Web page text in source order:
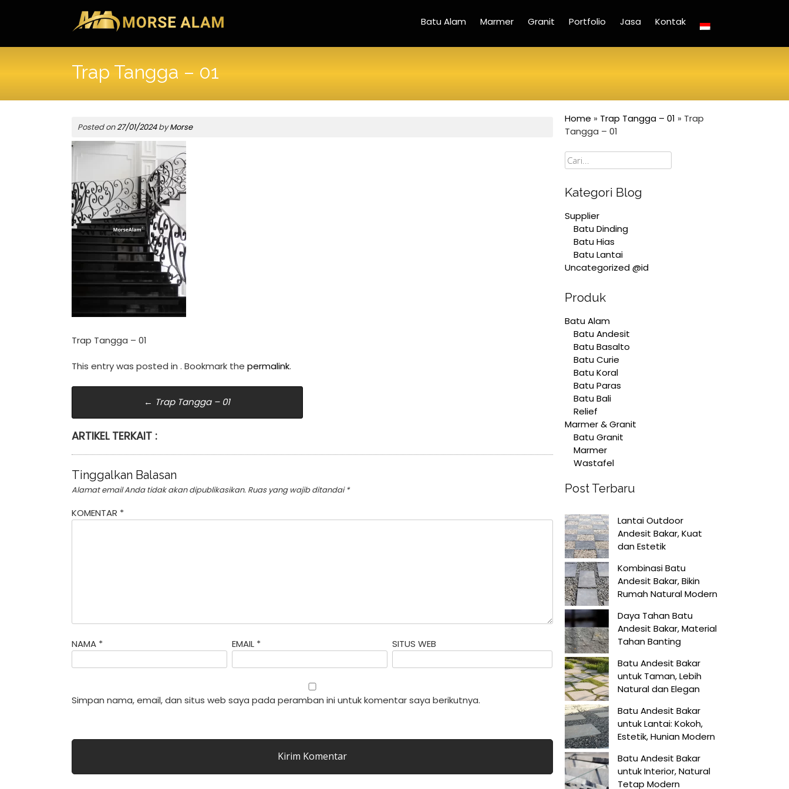
Batu Alam Marmer Granit Portfolio Jasa Kontak
Trap Tangga – 01
Posted on27/01/2024byMorse
Trap Tangga – 01
This entry was posted in . Bookmark the permalink.
Post
navigation
← Trap Tangga – 01
ARTIKEL TERKAIT :
Tinggalkan Balasan
Alamat email Anda tidak akan dipublikasikan. Ruas yang wajib ditandai*
KOMENTAR *
NAMA * EMAIL * SITUS WEB
Simpan nama, email, dan situs web saya pada peramban ini untuk komentar saya berikutnya.
Home » Trap Tangga – 01 » Trap
Tangga – 01
Cari
Kategori Blog
Supplier
Batu Dinding
Batu Hias
Batu Lantai
Uncategorized @id
Produk
Batu Alam
Batu Andesit
Batu Basalto
Batu Curie
Batu Koral
Batu Paras
Batu Bali
Relief
Marmer & Granit
Batu Granit
Marmer
Wastafel
Post Terbaru
Lantai Outdoor
Andesit Bakar, Kuat
dan Estetik
Kombinasi Batu
Andesit Bakar, Bikin
Rumah Natural Modern
Daya Tahan Batu
Andesit Bakar, Material
Tahan Banting
Batu Andesit Bakar
untuk Taman, Lebih
Natural dan Elegan
Batu Andesit Bakar
untuk Lantai: Kokoh,
Estetik, Hunian Modern
Batu Andesit Bakar
untuk Interior, Natural
Tetap Modern